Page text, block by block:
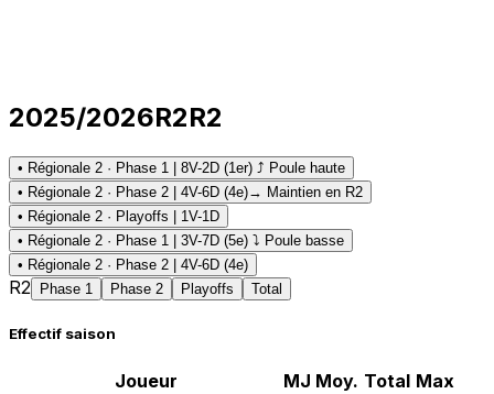
2025/2026R2R2
• Régionale 2 · Phase 1 | 8V-2D (1er) ⤴ Poule haute
• Régionale 2 · Phase 2 | 4V-6D (4e)→ Maintien en R2
• Régionale 2 · Playoffs | 1V-1D
• Régionale 2 · Phase 1 | 3V-7D (5e) ⤵ Poule basse
• Régionale 2 · Phase 2 | 4V-6D (4e)
R2 Phase 1 Phase 2 Playoffs Total
Effectif saison
Joueur MJ Moy. Total Max